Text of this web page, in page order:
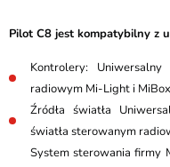
Pilot C8 jest kompatybilny z
Kontrolery:
radiowym Mi-Light i
Źródła światła
światła sterowanym
System sterowania firmy